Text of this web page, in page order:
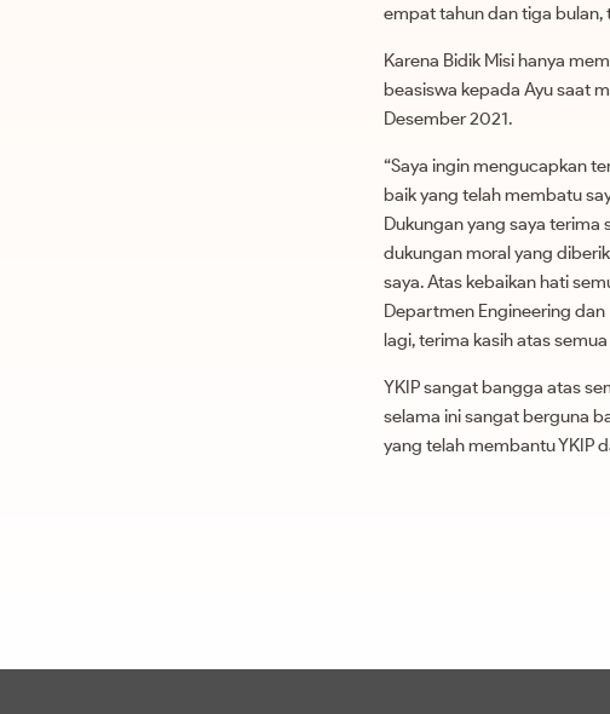
empat tahun dan tiga bulan,
Karena Bidik Misi hanya
beasiswa kepada Ayu saat
Desember 2021.
“Saya ingin mengucapkan
baik yang telah membatu
Dukungan yang saya terima
dukungan moral yang
saya. Atas kebaikan hati
Departmen Engineering
lagi, terima kasih atas
YKIP sangat bangga atas
selama ini sangat berguna
yang telah membantu YKIP